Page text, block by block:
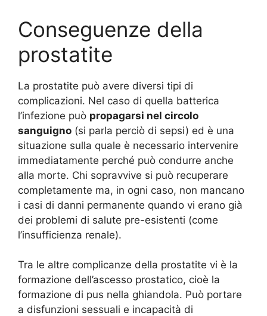
Conseguenze della
prostatite
La prostatite può avere diversi tipi di
complicazioni. Nel caso di quella batterica
l’infezione può propagarsi nel circolo
sanguigno (si parla perciò di sepsi) ed è una
situazione sulla quale è necessario intervenire
immediatamente perché può condurre anche
alla morte. Chi sopravvive si può recuperare
completamente ma, in ogni caso, non mancano
i casi di danni permanente quando vi erano già
dei problemi di salute pre-esistenti (come
l’insufficienza renale).
Tra le altre complicanze della prostatite vi è la
formazione dell’ascesso prostatico, cioè la
formazione di pus nella ghiandola. Può portare
a disfunzioni sessuali e incapacità di